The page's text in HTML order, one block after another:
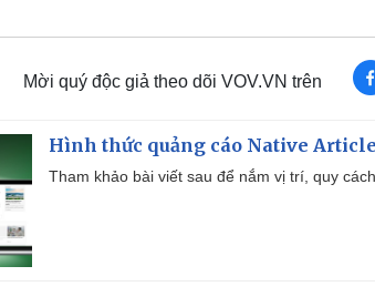
Mời quý độc giả theo dõi VOV.VN trên
Hình thức quảng cáo Native
Tham khảo bài viết sau để nắm vị trí, quy